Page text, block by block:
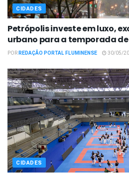
CIDADES
Petrópolis investe em luxo,
urbano para a temporada
PORREDAÇÃO PORTAL FLUMINENSE 30/05/
CIDADES